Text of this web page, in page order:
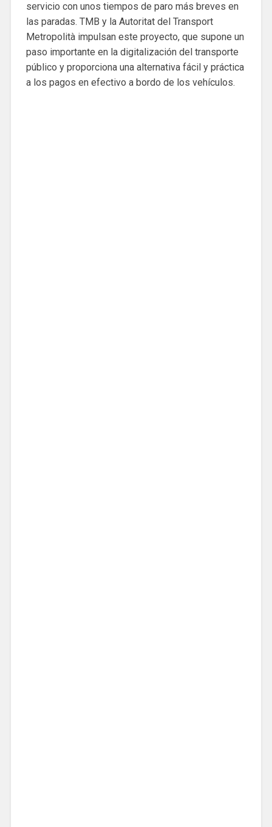
servicio con unos tiempos de paro más breves en
las paradas. TMB y la Autoritat del Transport
Metropolità impulsan este proyecto, que supone un
paso importante en la digitalización del transporte
público y proporciona una alternativa fácil y práctica
a los pagos en efectivo a bordo de los vehículos.